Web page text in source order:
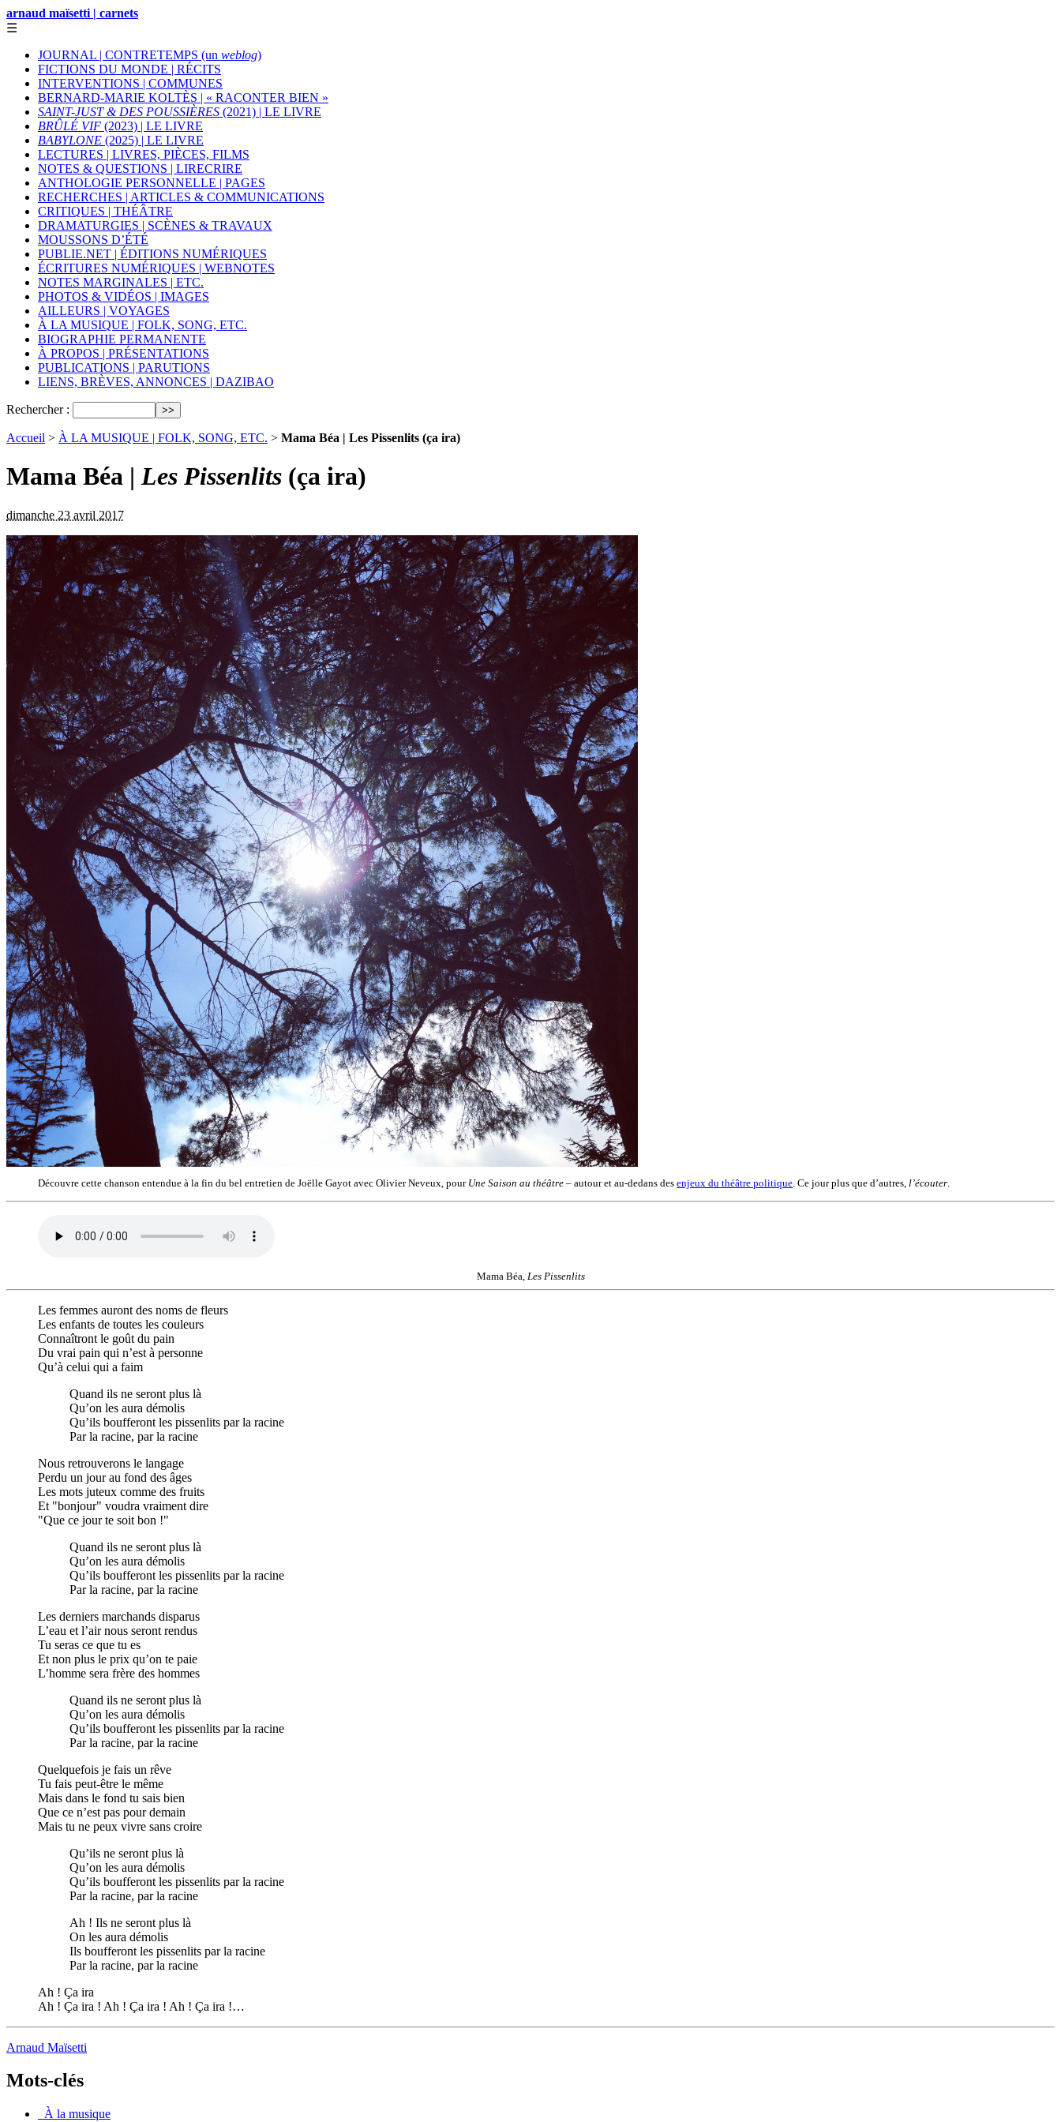
arnaud maïsetti | carnets
☰
JOURNAL | CONTRETEMPS (un weblog)
FICTIONS DU MONDE | RÉCITS
INTERVENTIONS | COMMUNES
BERNARD-MARIE KOLTÈS | « RACONTER BIEN »
SAINT-JUST & DES POUSSIÈRES (2021) | LE LIVRE
BRÛLÉ VIF (2023) | LE LIVRE
BABYLONE (2025) | LE LIVRE
LECTURES | LIVRES, PIÈCES, FILMS
NOTES & QUESTIONS | LIRECRIRE
ANTHOLOGIE PERSONNELLE | PAGES
RECHERCHES | ARTICLES & COMMUNICATIONS
CRITIQUES | THÉÂTRE
DRAMATURGIES | SCÈNES & TRAVAUX
MOUSSONS D’ÉTÉ
PUBLIE.NET | ÉDITIONS NUMÉRIQUES
ÉCRITURES NUMÉRIQUES | WEBNOTES
NOTES MARGINALES | ETC.
PHOTOS & VIDÉOS | IMAGES
AILLEURS | VOYAGES
À LA MUSIQUE | FOLK, SONG, ETC.
BIOGRAPHIE PERMANENTE
À PROPOS | PRÉSENTATIONS
PUBLICATIONS | PARUTIONS
LIENS, BRÈVES, ANNONCES | DAZIBAO
Rechercher :
Accueil > À LA MUSIQUE | FOLK, SONG, ETC. > Mama Béa | Les Pissenlits (ça ira)
Mama Béa |Les Pissenlits (ça ira)
dimanche 23 avril 2017
Découvre cette chanson entendue à la fin du bel entretien de Joëlle Gayot avec Olivier Neveux, pour Une Saison au théâtre – autour et au-dedans des enjeux du théâtre politique. Ce jour plus que d’autres, l’écouter.
Mama Béa, Les Pissenlits
Les femmes auront des noms de fleurs
Les enfants de toutes les couleurs
Connaîtront le goût du pain
Du vrai pain qui n’est à personne
Qu’à celui qui a faim
Quand ils ne seront plus là
Qu’on les aura démolis
Qu’ils boufferont les pissenlits par la racine
Par la racine, par la racine
Nous retrouverons le langage
Perdu un jour au fond des âges
Les mots juteux comme des fruits
Et "bonjour" voudra vraiment dire
"Que ce jour te soit bon !"
Quand ils ne seront plus là
Qu’on les aura démolis
Qu’ils boufferont les pissenlits par la racine
Par la racine, par la racine
Les derniers marchands disparus
L’eau et l’air nous seront rendus
Tu seras ce que tu es
Et non plus le prix qu’on te paie
L’homme sera frère des hommes
Quand ils ne seront plus là
Qu’on les aura démolis
Qu’ils boufferont les pissenlits par la racine
Par la racine, par la racine
Quelquefois je fais un rêve
Tu fais peut-être le même
Mais dans le fond tu sais bien
Que ce n’est pas pour demain
Mais tu ne peux vivre sans croire
Qu’ils ne seront plus là
Qu’on les aura démolis
Qu’ils boufferont les pissenlits par la racine
Par la racine, par la racine
Ah ! Ils ne seront plus là
On les aura démolis
Ils boufferont les pissenlits par la racine
Par la racine, par la racine
Ah ! Ça ira
Ah ! Ça ira ! Ah ! Ça ira ! Ah ! Ça ira !…
Arnaud Maïsetti
Mots-clés
_À la musique